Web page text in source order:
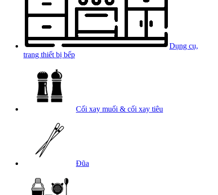
Dụng cụ,
trang thiết bị bếp
Cối xay muối & cối xay tiêu
Đũa